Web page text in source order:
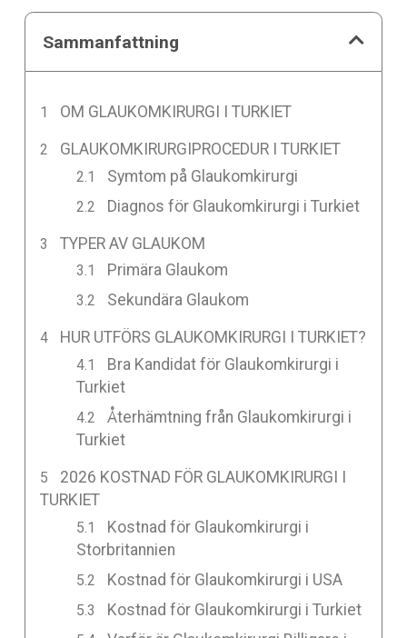
Sammanfattning
OM GLAUKOMKIRURGI I TURKIET
GLAUKOMKIRURGIPROCEDUR I TURKIET
Symtom på Glaukomkirurgi
Diagnos för Glaukomkirurgi i Turkiet
TYPER AV GLAUKOM
Primära Glaukom
Sekundära Glaukom
HUR UTFÖRS GLAUKOMKIRURGI I TURKIET?
Bra Kandidat för Glaukomkirurgi i
Turkiet
Återhämtning från Glaukomkirurgi i
Turkiet
2026 KOSTNAD FÖR GLAUKOMKIRURGI I
TURKIET
Kostnad för Glaukomkirurgi i
Storbritannien
Kostnad för Glaukomkirurgi i USA
Kostnad för Glaukomkirurgi i Turkiet